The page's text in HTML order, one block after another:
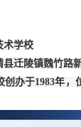
术学校
迁陵镇魏竹路
办于1983年，